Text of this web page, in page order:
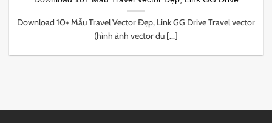
Download 10+ Mẫu Travel Vector Đẹp, Link GG Drive Travel vector
(hình ảnh vector du [...]